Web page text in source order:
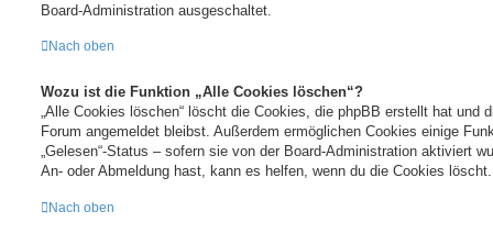
Board-Administration ausgeschaltet.
Nach oben
Wozu ist die Funktion „Alle Cookies löschen“?
„Alle Cookies löschen“ löscht die Cookies, die phpBB erstellt hat und
Forum angemeldet bleibst. Außerdem ermöglichen Cookies einige
„Gelesen“-Status – sofern sie von der Board-Administration aktiviert
An- oder Abmeldung hast, kann es helfen, wenn du die Cookies löscht.
Nach oben